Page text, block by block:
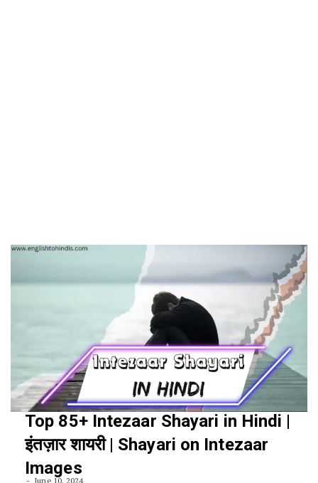
Top 85+ Intezaar Shayari in Hindi |
इंतज़ार शायरी | Shayari on Intezaar
Images
June 10, 2024